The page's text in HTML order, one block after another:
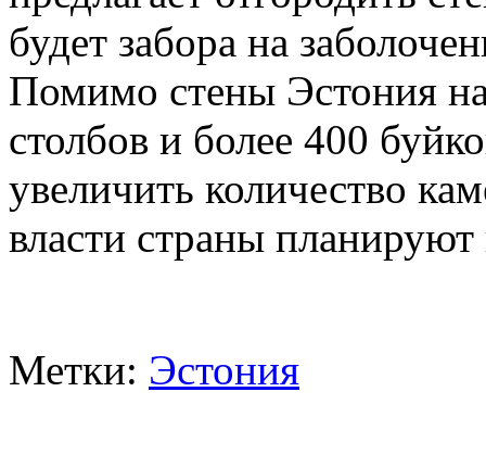
будет забора на
Помимо стены Эстония
столбов и более 400
увеличить количество
власти страны
Метки: Эстония